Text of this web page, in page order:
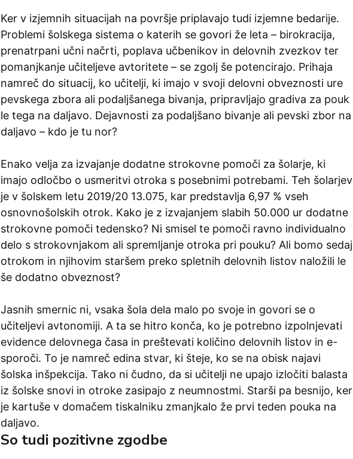
Ker v izjemnih situacijah na površje priplavajo tudi izjemne bedarije.
Problemi šolskega sistema o katerih se govori že leta – birokracija,
prenatrpani učni načrti, poplava učbenikov in delovnih zvezkov ter
pomanjkanje učiteljeve avtoritete – se zgolj še potencirajo. Prihaja
namreč do situacij, ko učitelji, ki imajo v svoji delovni obveznosti ure
pevskega zbora ali podaljšanega bivanja, pripravljajo gradiva za pouk
le tega na daljavo. Dejavnosti za podaljšano bivanje ali pevski zbor na
daljavo – kdo je tu nor?
Enako velja za izvajanje dodatne strokovne pomoči za šolarje, ki
imajo odločbo o usmeritvi otroka s posebnimi potrebami. Teh šolarjev
je v šolskem letu 2019/20 13.075, kar predstavlja 6,97 % vseh
osnovnošolskih otrok. Kako je z izvajanjem slabih 50.000 ur dodatne
strokovne pomoči tedensko? Ni smisel te pomoči ravno individualno
delo s strokovnjakom ali spremljanje otroka pri pouku? Ali bomo sedaj
otrokom in njihovim staršem preko spletnih delovnih listov naložili le
še dodatno obveznost?
Jasnih smernic ni, vsaka šola dela malo po svoje in govori se o
učiteljevi avtonomiji. A ta se hitro konča, ko je potrebno izpolnjevati
evidence delovnega časa in preštevati količino delovnih listov in e-
sporoči. To je namreč edina stvar, ki šteje, ko se na obisk najavi
šolska inšpekcija. Tako ni čudno, da si učitelji ne upajo izločiti balasta
iz šolske snovi in otroke zasipajo z neumnostmi. Starši pa besnijo, ker
je kartuše v domačem tiskalniku zmanjkalo že prvi teden pouka na
daljavo.
So tudi pozitivne zgodbe